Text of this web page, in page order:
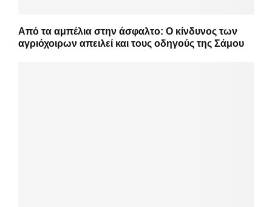
Από τα αμπέλια στην άσφαλτο: Ο κίνδυνος των
αγριόχοιρων απειλεί και τους οδηγούς της Σάμου